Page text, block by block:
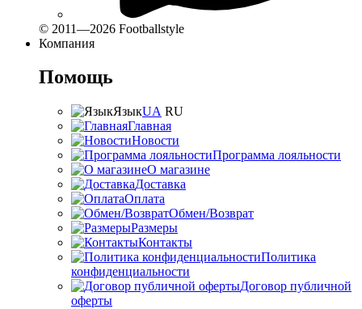
© 2011—2026 Footballstyle
Компания
Помощь
ЯзыкUA RU
Главная
Новости
Программа лояльности
О магазине
Доставка
Оплата
Обмен/Возврат
Размеры
Контакты
Политика
конфиденциальности
Договор публичной
оферты